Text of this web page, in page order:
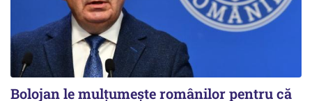
Bolojan le mulțumește românilor pentru că